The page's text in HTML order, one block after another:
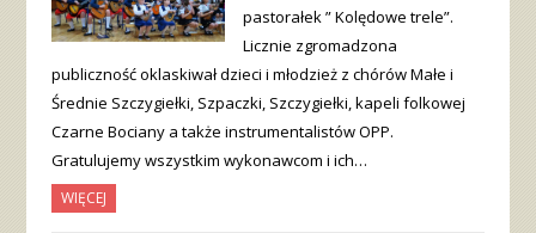
pastorałek ” Kolędowe trele”.
Licznie zgromadzona
publiczność oklaskiwał dzieci i młodzież z chórów Małe i
Średnie Szczygiełki, Szpaczki, Szczygiełki, kapeli folkowej
Czarne Bociany a także instrumentalistów OPP.
Gratulujemy wszystkim wykonawcom i ich…
WIĘCEJ